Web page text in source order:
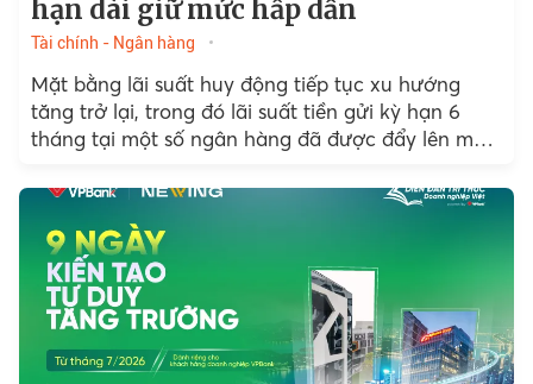
hạn dài giữ mức hấp dẫn
Tài chính - Ngân hàng
Mặt bằng lãi suất huy động tiếp tục xu hướng
tăng trở lại, trong đó lãi suất tiền gửi kỳ hạn 6
tháng tại một số ngân hàng đã được đẩy lên mức